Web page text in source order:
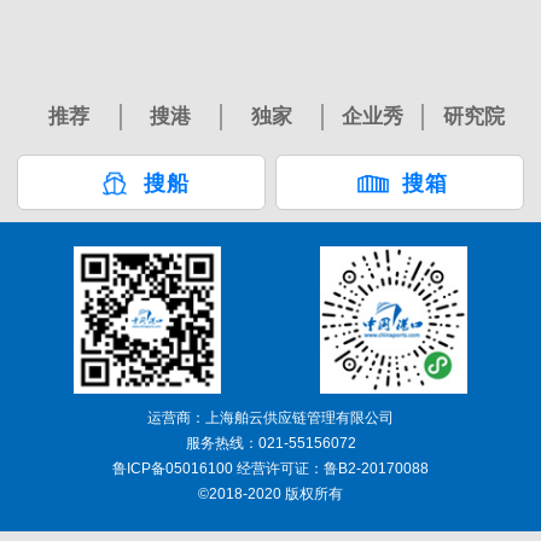
推荐 搜港 独家 企业秀 研究院
搜船 搜箱
运营商：上海舶云供应链管理有限公司
服务热线：021-55156072
鲁ICP备05016100 经营许可证：鲁B2-20170088
©2018-2020 版权所有